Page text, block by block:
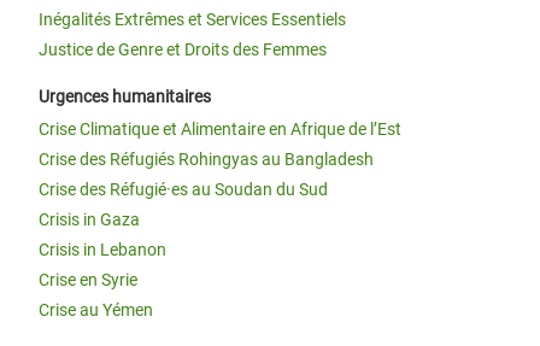
Inégalités Extrêmes et Services Essentiels
Justice de Genre et Droits des Femmes
Urgences humanitaires
Crise Climatique et Alimentaire en Afrique de l’Est
Crise des Réfugiés Rohingyas au Bangladesh
Crise des Réfugié·es au Soudan du Sud
Crisis in Gaza
Crisis in Lebanon
Crise en Syrie
Crise au Yémen